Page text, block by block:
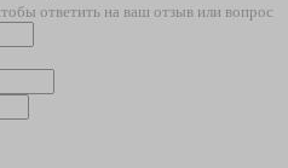
ответить на ваш отзыв или вопрос